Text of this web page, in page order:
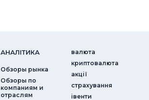
АНАЛIТИКА
Обзоры рынка
Обзоры по
компаниям и
отраслям
валюта
криптовалюта
акції
страхування
iвенти